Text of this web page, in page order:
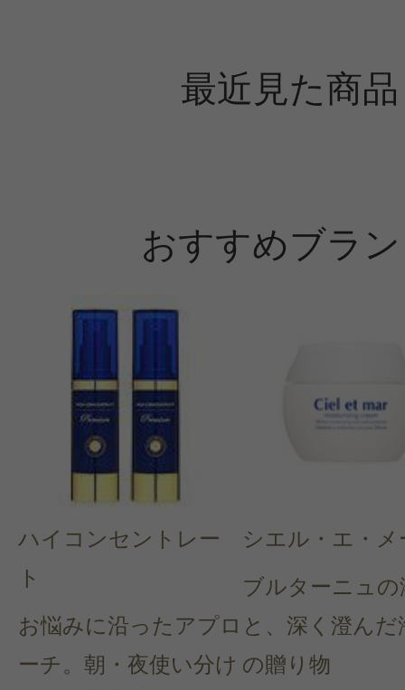
最近見た商品
おすすめブラ
ハイコンセントレー
ト
お悩みに沿ったアプロ
ーチ。朝・夜使い分け
シエル・エ・メ
ブルターニュの
と、深く澄んだ
の贈り物